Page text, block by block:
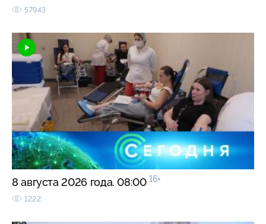
57943
8 августа 2026 года. 08:00 16+
1222